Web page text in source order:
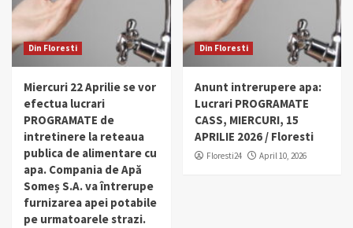
Din Floresti
Miercuri 22 Aprilie se vor
efectua lucrari
PROGRAMATE de
intretinere la reteaua
publica de alimentare cu
apa. Compania de Apă
Someș S.A. va întrerupe
furnizarea apei potabile
pe urmatoarele strazi.
Din Floresti
Anunt intrerupere apa:
Lucrari PROGRAMATE
CASS, MIERCURI, 15
APRILIE 2026 / Floresti
Floresti24 April 10, 2026